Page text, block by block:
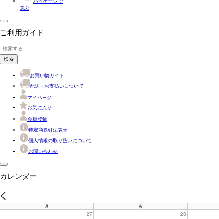
選ぶ
ご利用ガイド
検索
お買い物ガイド
配送・お支払いについて
マイページ
お気に入り
会員登録
特定商取引法表示
個人情報の取り扱いについて
お問い合わせ
カレンダー
月 火
27 28